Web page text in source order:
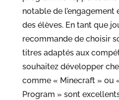
notable de
des élèves. En tant que
recommande de choisir
titres adaptés aux
souhaitez développer
comme « Minecraft » ou
Program » sont